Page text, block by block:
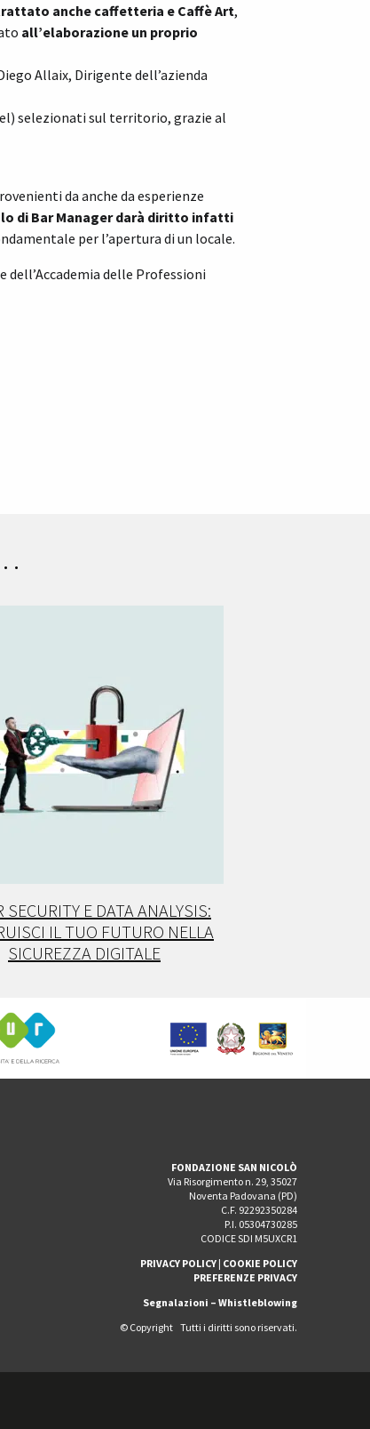
anche caffetteria e Caffè Art,
all’elaborazione un proprio
Allaix, Dirigente dell’azienda
selezionati sul territorio, grazie al
da anche da esperienze
di Bar Managerdarà diritto infatti
per l’apertura di un locale.
dell’Accademia delle Professioni
SECURITY E DATA ANALYSIS:
IL TUO FUTURO NELLA
SICUREZZA DIGITALE
FONDAZIONE SAN NICOLÒ
Via Risorgimento n. 29, 35027
Noventa Padovana (PD)
C.F. 92292350284
P.I. 05304730285
CODICE SDI M5UXCR1
PRIVACY POLICY| COOKIE POLICY
PREFERENZE PRIVACY
Segnalazioni – Whistleblowing
© Copyright Tutti i diritti sono riservati.